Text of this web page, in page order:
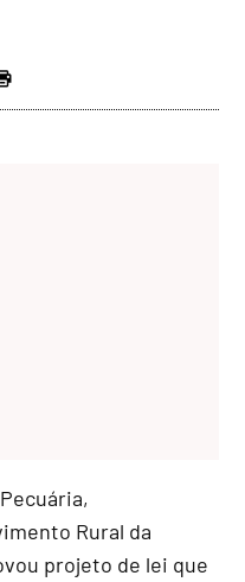
Rural da
projeto de lei que